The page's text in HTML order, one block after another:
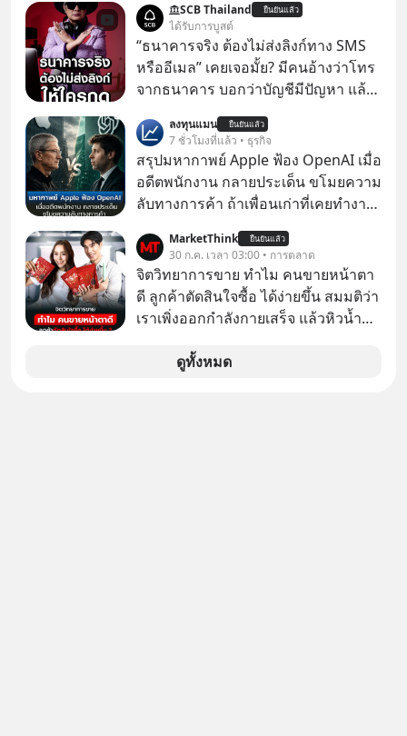
SCB Thailand ยืนยันแล้ว
ได้รับการบูสต์
“ธนาคารจริง ต้องไม่ส่งลิงก์ทาง SMS
หรืออีเมล” เคยเจอมั้ย? มีคนอ้างว่าโทร
จากธนาคาร บอกว่าบัญชีมีปัญหา แล้ว
ทันที มาฟัง “ป้าเก๋าเล่ากลโกง” เพื่อรู้ทัน
มุกหลอกลวงในคราบความน่าเชื่อถือ
กันค่ะ #แก้เกมกลโกง #ป้าเก๋าเล่ากล
โกง #LivesSustainably #อยู่อย่าง
#FraudEducation #FinancialLiteracy
#DigitalBankWithHumanTouch
ลงทุนแมน ยืนยันแล้ว
7 ชั่วโมงที่แล้ว • ธุรกิจ
สรุปมหากาพย์ Apple ฟ้อง OpenAI เมื่อ
อดีตพนักงาน กลายประเด็น ขโมยความ
ลับทางการค้า ถ้าเพื่อนเก่าที่เคยทำงาน
เก่าที่เขาเคยทำไว้ ตอนยังอยู่บริษัท
เดียวกัน
MarketThink ยืนยันแล้ว
30 ก.ค. เวลา 03:00 • การตลาด
จิตวิทยาการขาย ทำไม คนขายหน้าตา
ดี ลูกค้าตัดสินใจซื้อ ได้ง่ายขึ้น สมมติว่า
เราเพิ่งออกกำลังกายเสร็จ แล้วหิวน้ำ
ขายของเหมือนกันทุกอย่าง
ดูทั้งหมด